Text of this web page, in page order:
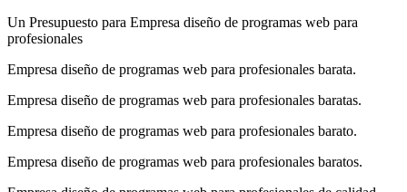
Un Presupuesto para Empresa diseño de programas web para
profesionales
Empresa diseño de programas web para profesionales barata.
Empresa diseño de programas web para profesionales baratas.
Empresa diseño de programas web para profesionales barato.
Empresa diseño de programas web para profesionales baratos.